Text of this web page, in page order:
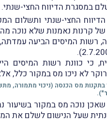
במסגרת הדיווח החצי-שנתי.
החצי-שנתי ותשלום
של קרנות נאמנות שלא נוכה
רשות המיסים הביעה
כי כוונת רשות
לא ניכו מס במקור כלל,
מס הכנסה (ניכוי מתמורה,
).
נוכה מס במקור בשיעור
שעל הנישום לשלם את